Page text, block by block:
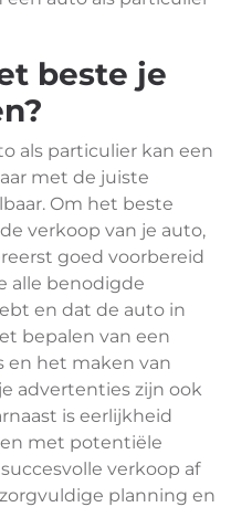
beste je
als particulier kan een
met de juiste
Om het beste
verkoop van je auto,
goed voorbereid
alle benodigde
en dat de auto in
bepalen van een
en het maken van
advertenties zijn ook
is eerlijkheid
met potentiële
verkoop af
planning en